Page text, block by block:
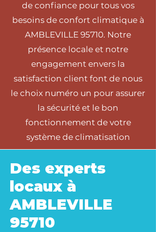
de confiance pour tous vos
besoins de confort climatique à
AMBLEVILLE 95710. Notre
présence locale et notre
engagement envers la
satisfaction client font de nous
le choix numéro un pour assurer
la sécurité et le bon
fonctionnement de votre
système de climatisation
Des experts
locaux à
AMBLEVILLE
95710